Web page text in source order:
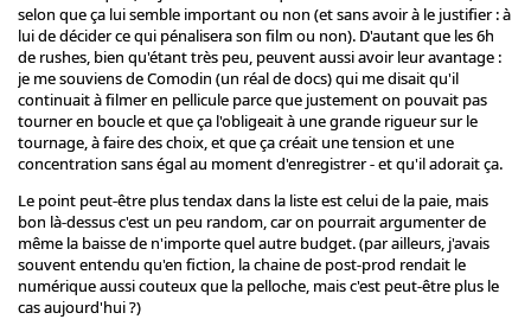
selon que ça lui semble important ou non (et sans avoir à le justifier : à
lui de décider ce qui pénalisera son film ou non). D'autant que les 6h
de rushes, bien qu'étant très peu, peuvent aussi avoir leur avantage :
je me souviens de Comodin (un réal de docs) qui me disait qu'il
continuait à filmer en pellicule parce que justement on pouvait pas
tourner en boucle et que ça l'obligeait à une grande rigueur sur le
tournage, à faire des choix, et que ça créait une tension et une
concentration sans égal au moment d'enregistrer - et qu'il adorait ça.
Le point peut-être plus tendax dans la liste est celui de la paie, mais
bon là-dessus c'est un peu random, car on pourrait argumenter de
même la baisse de n'importe quel autre budget. (par ailleurs, j'avais
souvent entendu qu'en fiction, la chaine de post-prod rendait le
numérique aussi couteux que la pelloche, mais c'est peut-être plus le
cas aujourd'hui ?)